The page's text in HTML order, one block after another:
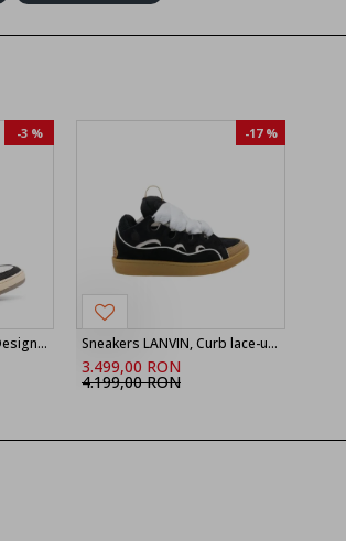
-3 %
Sneakers Lanvin, Curb Design, Colored Laces, White, Women
-17 %
Sneakers LANVIN, Curb lace-up sneakers
3.499,00 RON
4.199,00 RON